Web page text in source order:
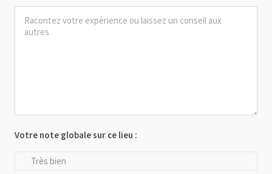
Votre note globale sur ce lieu :
Très bien